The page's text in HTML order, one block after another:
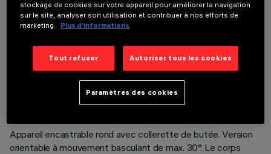
DONNÉES TECHNIQUES
DERNIÈRE MISE À JOUR: 07/08/2026
Appareil encastrable rond avec collerette de butée. Version
orientable à mouvement basculant de max. 30°. Le corps
stockage de cookies sur votre appareil pour améliorer la navigation
sur le site, analyser son utilisation et contribuer à nos efforts de
marketing.
Plus d’informations
Tout refuser Autoriser tous les cookies
Paramètres des cookies